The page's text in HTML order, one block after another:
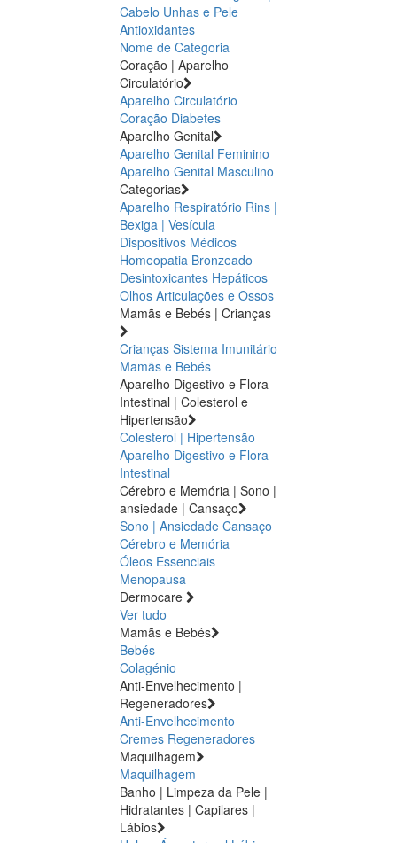
Cabelo Unhas e Pele
Antioxidantes
Nome de Categoria
Coração | Aparelho
Circulatório
Aparelho Circulatório
Coração Diabetes
Aparelho Genital
Aparelho Genital Feminino
Aparelho Genital Masculino
Categorias
Aparelho Respiratório Rins |
Bexiga | Vesícula
Dispositivos Médicos
Homeopatia Bronzeado
Desintoxicantes Hepáticos
Olhos Articulações e Ossos
Mamãs e Bebés | Crianças
Crianças Sistema Imunitário
Mamãs e Bebés
Aparelho Digestivo e Flora
Intestinal | Colesterol e
Hipertensão
Colesterol | Hipertensão
Aparelho Digestivo e Flora
Intestinal
Cérebro e Memória | Sono |
ansiedade | Cansaço
Sono | Ansiedade Cansaço
Cérebro e Memória
Óleos Essenciais
Menopausa
Dermocare
Ver tudo
Mamãs e Bebés
Bebés
Colagénio
Anti-Envelhecimento |
Regeneradores
Anti-Envelhecimento
Cremes Regeneradores
Maquilhagem
Maquilhagem
Banho | Limpeza da Pele |
Hidratantes | Capilares |
Lábios